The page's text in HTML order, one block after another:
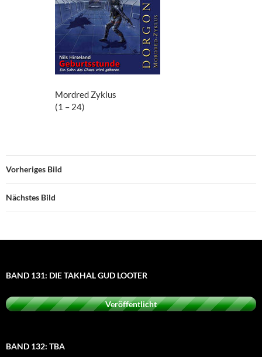
Mordred Zyklus
(1 – 24)
Vorheriges Bild
Nächstes Bild
BAND 131: DIE TAKHAL GUD LOOTER
Veröffentlicht
BAND 132: TBA